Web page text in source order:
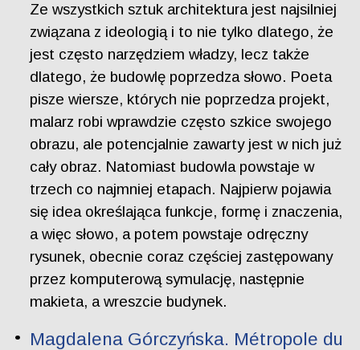
Ze wszystkich sztuk architektura jest najsilniej
związana z ideologią i to nie tylko dlatego, że
jest często narzędziem władzy, lecz także
dlatego, że budowlę poprzedza słowo. Poeta
pisze wiersze, których nie poprzedza projekt,
malarz robi wprawdzie często szkice swojego
obrazu, ale potencjalnie zawarty jest w nich już
cały obraz. Natomiast budowla powstaje w
trzech co najmniej etapach. Najpierw pojawia
się idea określająca funkcje, formę i znaczenia,
a więc słowo, a potem powstaje odręczny
rysunek, obecnie coraz częściej zastępowany
przez komputerową symulację, następnie
makieta, a wreszcie budynek.
Magdalena Górczyńska. Métropole du